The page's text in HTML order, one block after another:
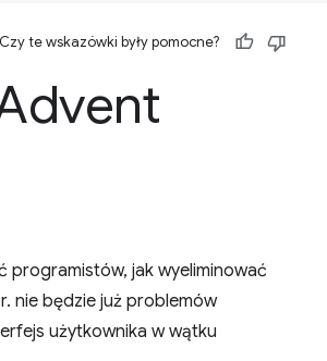
Czy te wskazówki były pomocne?
programistów, jak wyeliminować
nie będzie już problemów
użytkownika w wątku